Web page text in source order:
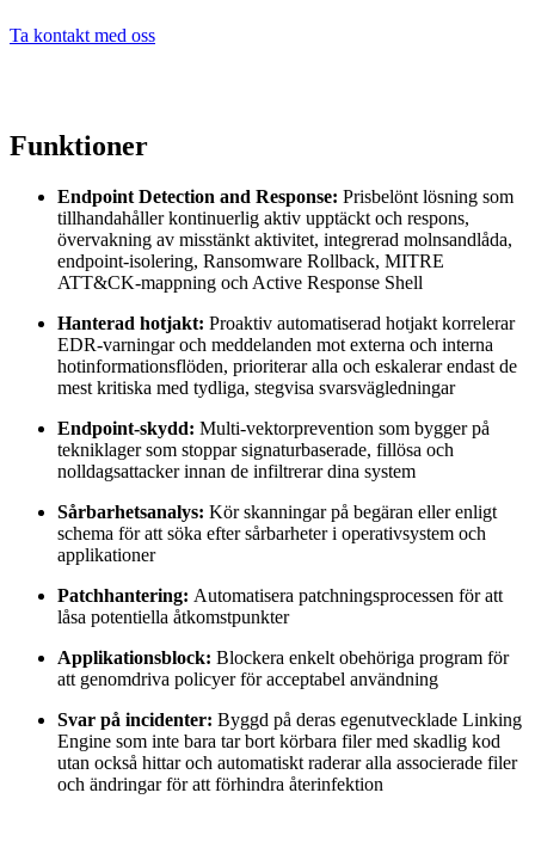
Ta kontakt med oss
Funktioner
Endpoint Detection and Response: Prisbelönt lösning som
tillhandahåller kontinuerlig aktiv upptäckt och respons,
övervakning av misstänkt aktivitet, integrerad molnsandlåda,
endpoint-isolering, Ransomware Rollback, MITRE
ATT&CK-mappning och Active Response Shell
Hanterad hotjakt: Proaktiv automatiserad hotjakt korrelerar
EDR-varningar och meddelanden mot externa och interna
hotinformationsflöden, prioriterar alla och eskalerar endast de
mest kritiska med tydliga, stegvisa svarsvägledningar
Endpoint-skydd: Multi-vektorprevention som bygger på
tekniklager som stoppar signaturbaserade, fillösa och
nolldagsattacker innan de infiltrerar dina system
Sårbarhetsanalys: Kör skanningar på begäran eller enligt
schema för att söka efter sårbarheter i operativsystem och
applikationer
Patchhantering: Automatisera patchningsprocessen för att
låsa potentiella åtkomstpunkter
Applikationsblock: Blockera enkelt obehöriga program för
att genomdriva policyer för acceptabel användning
Svar på incidenter: Byggd på deras egenutvecklade Linking
Engine som inte bara tar bort körbara filer med skadlig kod
utan också hittar och automatiskt raderar alla associerade filer
och ändringar för att förhindra återinfektion